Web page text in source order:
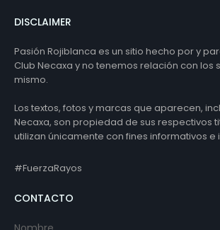
DISCLAIMER
Pasión Rojiblanca es un sitio hecho por y
Club Necaxa y no tenemos relación con los
mismo.
Los textos, fotos y marcas que aparecen,
Necaxa, son propiedad de sus respectivos
utilizan únicamente con fines informativos e
#FuerzaRayos
CONTACTO